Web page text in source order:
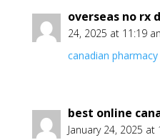
overseas no rx
24, 2025 at 11:19
canadian
best online
January 24, 2025 at